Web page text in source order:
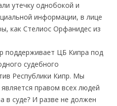
утечку однобокой и
информации, в лице
как Стелиос Орфанидес из
поддерживает ЦБ Кипра под
судебного
Республики Кипр. Мы
правом всех людей
в суде? И разве не должен